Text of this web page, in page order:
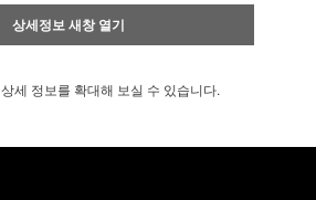
상세정보 새창 열기
상세 정보를 확대해 보실 수 있습니다.